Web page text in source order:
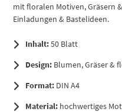
mit floralen Motiven, Gräsern
Einladungen & Bastelideen.
Inhalt:50 Blatt
Design: Blumen, Gräser &
Format: DIN A4
Material: hochwertiges